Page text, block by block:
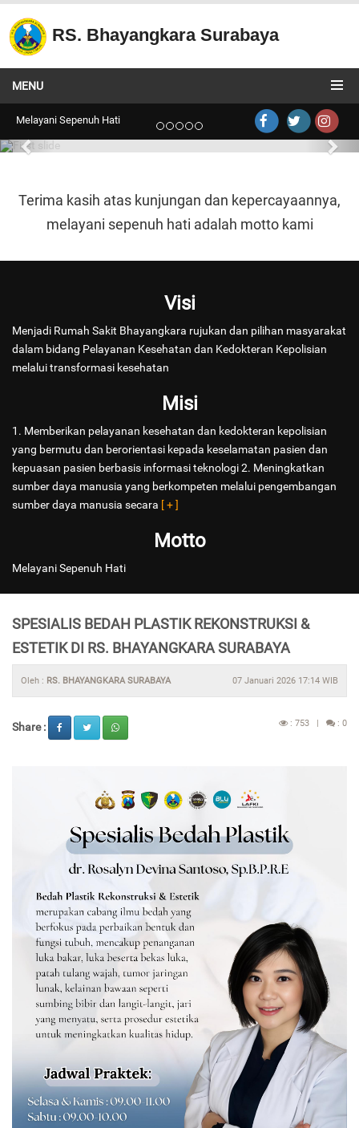
RS. Bhayangkara Surabaya
MENU
Melayani Sepenuh Hati
Radiologi
Radiologi
Terima kasih atas kunjungan dan kepercayaannya,
melayani sepenuh hati adalah motto kami
Visi
Menjadi Rumah Sakit Bhayangkara rujukan dan pilihan masyarakat
dalam bidang Pelayanan Kesehatan dan Kedokteran Kepolisian
melalui transformasi kesehatan
Misi
1. Memberikan pelayanan kesehatan dan kedokteran kepolisian
yang bermutu dan berorientasi kepada keselamatan pasien dan
kepuasan pasien berbasis informasi teknologi 2. Meningkatkan
sumber daya manusia yang berkompeten melalui pengembangan
sumber daya manusia secara [ + ]
Motto
Melayani Sepenuh Hati
SPESIALIS BEDAH PLASTIK REKONSTRUKSI &
ESTETIK DI RS. BHAYANGKARA SURABAYA
Oleh : RS. BHAYANGKARA SURABAYA 07 Januari 2026 17:14 WIB
Share : : 753 | : 0